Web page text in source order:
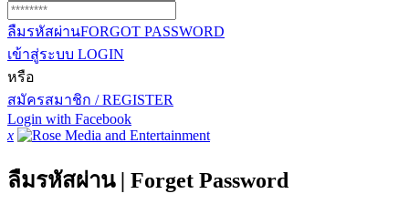
ลืมรหัสผ่านFORGOT PASSWORD
เข้าสู่ระบบ LOGIN
หรือ
สมัครสมาชิก / REGISTER
Login with Facebook
x
ลืมรหัสผ่าน | Forget Password